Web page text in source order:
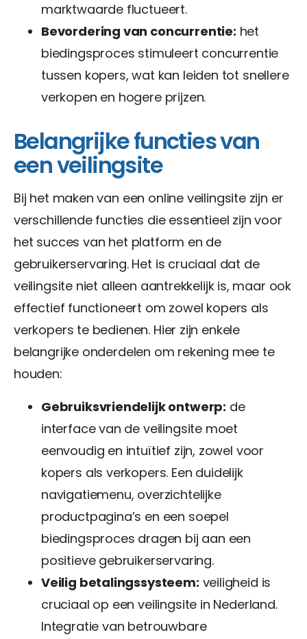
marktwaarde fluctueert.
Bevordering van concurrentie: het
biedingsproces stimuleert concurrentie
tussen kopers, wat kan leiden tot snellere
verkopen en hogere prijzen.
Belangrijke functies van
een veilingsite
Bij het maken van een online veilingsite zijn er
verschillende functies die essentieel zijn voor
het succes van het platform en de
gebruikerservaring. Het is cruciaal dat de
veilingsite niet alleen aantrekkelijk is, maar ook
effectief functioneert om zowel kopers als
verkopers te bedienen. Hier zijn enkele
belangrijke onderdelen om rekening mee te
houden:
Gebruiksvriendelijk ontwerp: de
interface van de veilingsite moet
eenvoudig en intuïtief zijn, zowel voor
kopers als verkopers. Een duidelijk
navigatiemenu, overzichtelijke
productpagina’s en een soepel
biedingsproces dragen bij aan een
positieve gebruikerservaring.
Veilig betalingssysteem: veiligheid is
cruciaal op een veilingsite in Nederland.
Integratie van betrouwbare